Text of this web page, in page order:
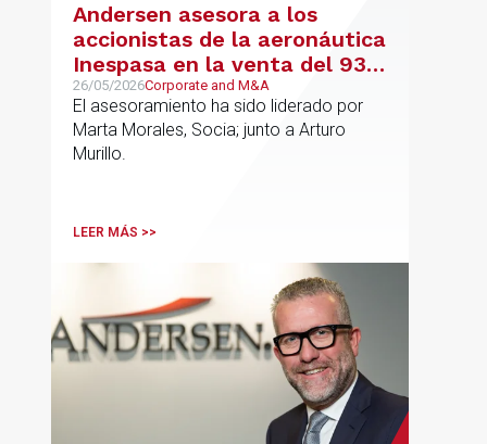
Andersen asesora a los
accionistas de la aeronáutica
Inespasa en la venta del 93%
del capital a un grupo de
inversores
26/05/2026Corporate and M&A
El asesoramiento ha sido liderado por
Marta Morales, Socia; junto a Arturo
Murillo.
LEER MÁS >>